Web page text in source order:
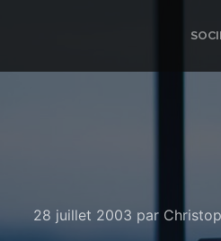
28 juillet 2003 par